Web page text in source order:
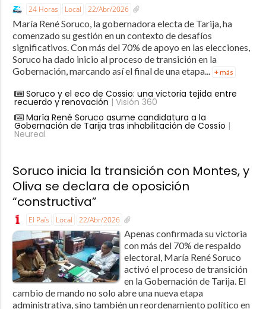
24 Horas Local 22/Abr/2026
María René Soruco, la gobernadora electa de Tarija, ha
comenzado su gestión en un contexto de desafíos
significativos. Con más del 70% de apoyo en las elecciones,
Soruco ha dado inicio al proceso de transición en la
Gobernación, marcando así el final de una etapa...
+ más
Soruco y el eco de Cossio: una victoria tejida entre
recuerdo y renovación | Visión 360
María René Soruco asume candidatura a la
Gobernación de Tarija tras inhabilitación de Cossío |
Neureal
Soruco inicia la transición con Montes, y
Oliva se declara de oposición
“constructiva”
El País Local 22/Abr/2026
Apenas confirmada su victoria
con más del 70% de respaldo
electoral, María René Soruco
activó el proceso de transición
en la Gobernación de Tarija. El
cambio de mando no solo abre una nueva etapa
administrativa, sino también un reordenamiento político en